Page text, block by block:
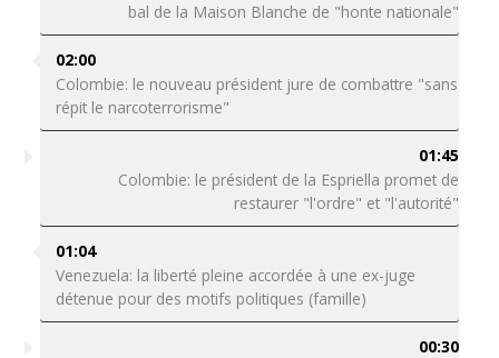
bal de la Maison Blanche de "honte nationale"
02:00
Colombie: le nouveau président jure de combattre "sans
répit le narcoterrorisme"
01:45
Colombie: le président de la Espriella promet de
restaurer "l'ordre" et "l'autorité"
01:04
Venezuela: la liberté pleine accordée à une ex-juge
détenue pour des motifs politiques (famille)
00:30